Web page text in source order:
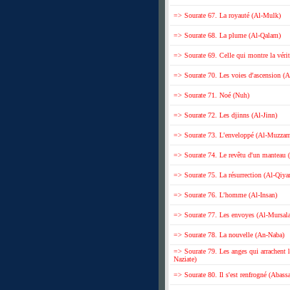
=> Sourate 67. La royauté (Al-Mulk)
=> Sourate 68. La plume (Al-Qalam)
=> Sourate 69. Celle qui montre la
=> Sourate 70. Les voies d'ascension
=> Sourate 71. Noé (Nuh)
=> Sourate 72. Les djinns (Al-Jinn)
=> Sourate 73. L'enveloppé (Al-
=> Sourate 74. Le revêtu d'un manteau
=> Sourate 75. La résurrection (Al-
=> Sourate 76. L'homme (Al-Insan)
=> Sourate 77. Les envoyes (Al-
=> Sourate 78. La nouvelle (An-Naba)
=> Sourate 79. Les anges qui arrachent
Naziate)
=> Sourate 80. Il s'est renfrogné